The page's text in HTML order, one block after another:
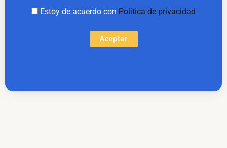
Estoy de acuerdo con Política de privacidad
Aceptar